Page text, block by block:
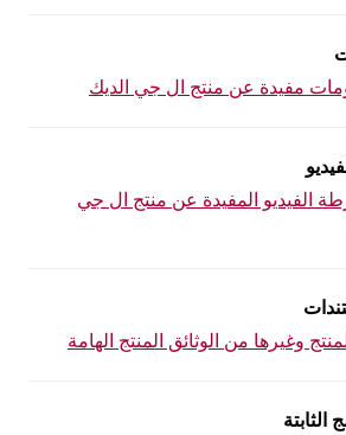
مفيدة عن منتج ال جي الديك
الفيديو المفيدة عن منتج ال جي
وغيرها من الوثائق المنتج الهامة
الثابتة